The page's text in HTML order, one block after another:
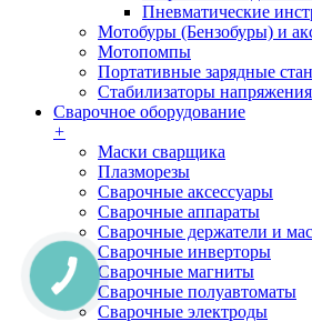
Пневматические
Мотобуры (Бензобуры) и
Мотопомпы
Портативные зарядные
Стабилизаторы напряжения
Сварочное оборудование
+
Маски сварщика
Плазморезы
Сварочные аксессуары
Сварочные аппараты
Сварочные держатели и
Сварочные инверторы
Сварочные магниты
Сварочные полуавтоматы
Сварочные электроды